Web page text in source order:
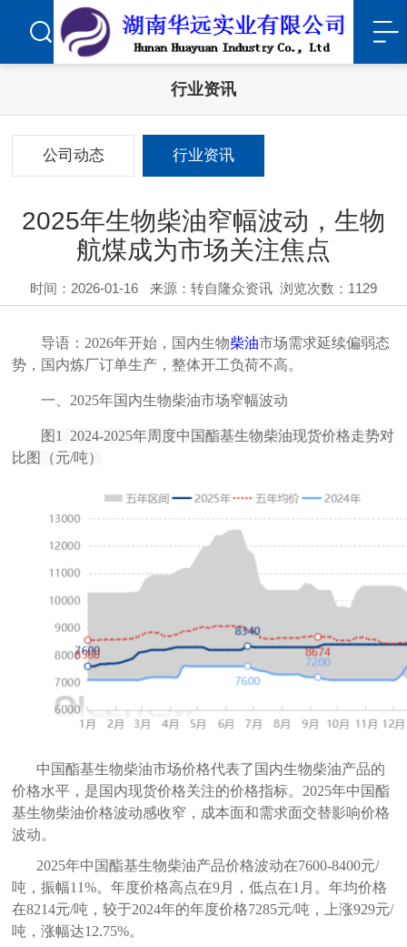
行业资讯
公司动态 行业资讯
2025年生物柴油窄幅波动，生物
航煤成为市场关注焦点
时间：2026-01-16 来源：转自隆众资讯 浏览次数：1129
导语：2026年开始，国内生物柴油市场需求延续偏弱态
势，国内炼厂订单生产，整体开工负荷不高。
一、2025年国内生物柴油市场窄幅波动
图 1
2024-2025年周度中国酯基生物柴油现货价格走势对
比图（元/吨）
中国酯基生物柴油市场价格代表了国内生物柴油产品的
价格水平，是国内现货价格关注的价格指标。2025年中国酯
基生物柴油价格波动感收窄，成本面和需求面交替影响价格
波动。
2025年中国酯基生物柴油产品价格波动在7600-8400元/
吨，振幅11%。年度价格高点在9月，低点在1月。年均价格
在8214元/吨，较于2024年的年度价格7285元/吨，上涨929元/
吨，涨幅达12.75%。